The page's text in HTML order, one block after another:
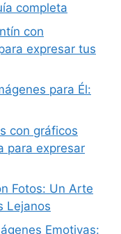
completa
con
expresar tus
para Él:
con gráficos
para expresar
Fotos: Un Arte
Lejanos
Emotivas: